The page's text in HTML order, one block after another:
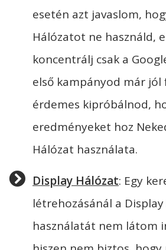
esetén azt javaslom,
Hálózatot ne használd,
koncentrálj csak a
első kampányod már
érdemes kipróbálnod,
eredményeket hoz
Hálózat használata.
Display Hálózat: Egy
létrehozásánál a
használatát nem látom